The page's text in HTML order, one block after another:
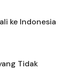
ke Indonesia
Tidak